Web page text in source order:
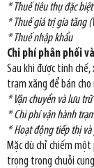
* Thuế tiêu thụ đặc biệt
*Thuế giá trị gia tăng
*Thuế nhập khẩu
Chi phí phân phối
Sau khi được tinh chế,
trạm xăng để bán
* Vận chuyển và lưu
* Chi phí vận hành
* Hoạt động tiếp thị
Mặc dù chỉ chiếm
trọng trong chuỗi